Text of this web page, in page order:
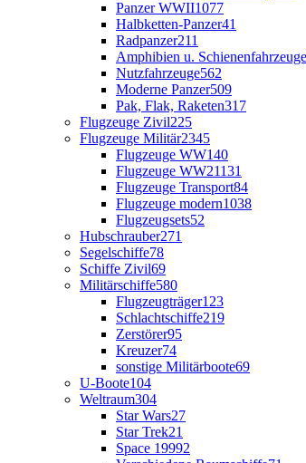
Panzer WWII1077
Halbketten-Panzer41
Radpanzer211
Amphibien u. Schienenfahrzeuge
Nutzfahrzeuge562
Moderne Panzer509
Pak, Flak, Raketen317
Flugzeuge Zivil225
Flugzeuge Militär2345
Flugzeuge WW140
Flugzeuge WW21131
Flugzeuge Transport84
Flugzeuge modern1038
Flugzeugsets52
Hubschrauber271
Segelschiffe78
Schiffe Zivil69
Militärschiffe580
Flugzeugträger123
Schlachtschiffe219
Zerstörer95
Kreuzer74
sonstige Militärboote69
U-Boote104
Weltraum304
Star Wars27
Star Trek21
Space 19992